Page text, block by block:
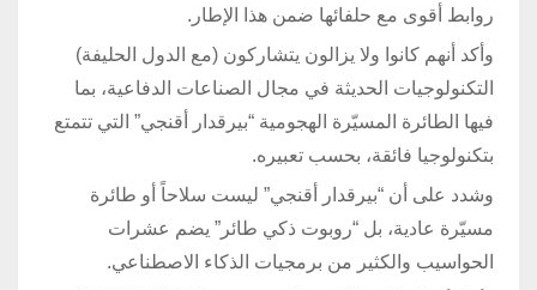
روابط أقوى مع حلفائها ضمن هذا الإطار.
وأكد أنهم كانوا ولا يزالون يتشاركون (مع الدول الحليفة)
التكنولوجيات الحديثة في مجال الصناعات الدفاعية، بما
فيها الطائرة المسيّرة الهجومية “بيرقدار أقنجي” التي تتمتع
بتكنولوجيا فائقة، بحسب تعبيره.
وشدد على أن “بيرقدار أقنجي” ليست سلاحاً أو طائرة
مسيّرة عادية، بل “روبوت ذكي طائر” يضم عشرات
الحواسيب والكثير من برمجيات الذكاء الاصطناعي.